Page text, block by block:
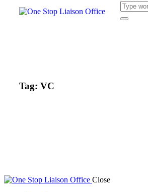
Tag: VC
Close